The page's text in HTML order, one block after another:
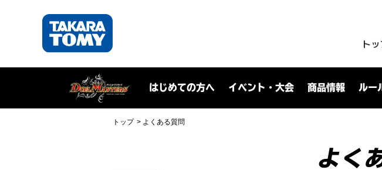
ト
はじめての方へ イベント・大会 商品情報 ルー
トップ よくある質問
よく